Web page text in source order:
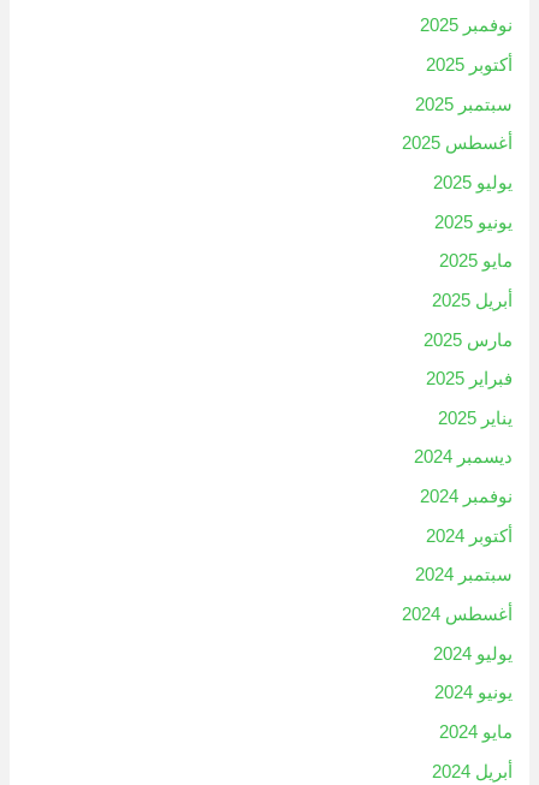
نوفمبر 2025
أكتوبر 2025
سبتمبر 2025
أغسطس 2025
يوليو 2025
يونيو 2025
مايو 2025
أبريل 2025
مارس 2025
فبراير 2025
يناير 2025
ديسمبر 2024
نوفمبر 2024
أكتوبر 2024
سبتمبر 2024
أغسطس 2024
يوليو 2024
يونيو 2024
مايو 2024
أبريل 2024